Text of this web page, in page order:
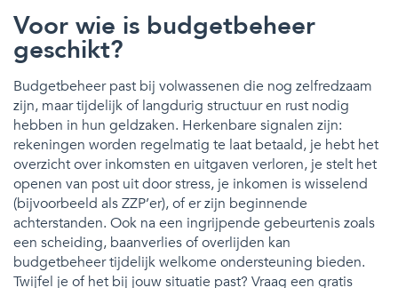
Voor wie is budgetbeheer
geschikt?
Budgetbeheer past bij volwassenen die nog zelfredzaam
zijn, maar tijdelijk of langdurig structuur en rust nodig
hebben in hun geldzaken. Herkenbare signalen zijn:
rekeningen worden regelmatig te laat betaald, je hebt het
overzicht over inkomsten en uitgaven verloren, je stelt het
openen van post uit door stress, je inkomen is wisselend
(bijvoorbeeld als ZZP’er), of er zijn beginnende
achterstanden. Ook na een ingrijpende gebeurtenis zoals
een scheiding, baanverlies of overlijden kan
budgetbeheer tijdelijk welkome ondersteuning bieden.
Twijfel je of het bij jouw situatie past? Vraag een gratis